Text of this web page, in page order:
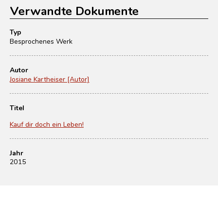
Verwandte Dokumente
Typ
Besprochenes Werk
Autor
Josiane Kartheiser [Autor]
Titel
Kauf dir doch ein Leben!
Jahr
2015